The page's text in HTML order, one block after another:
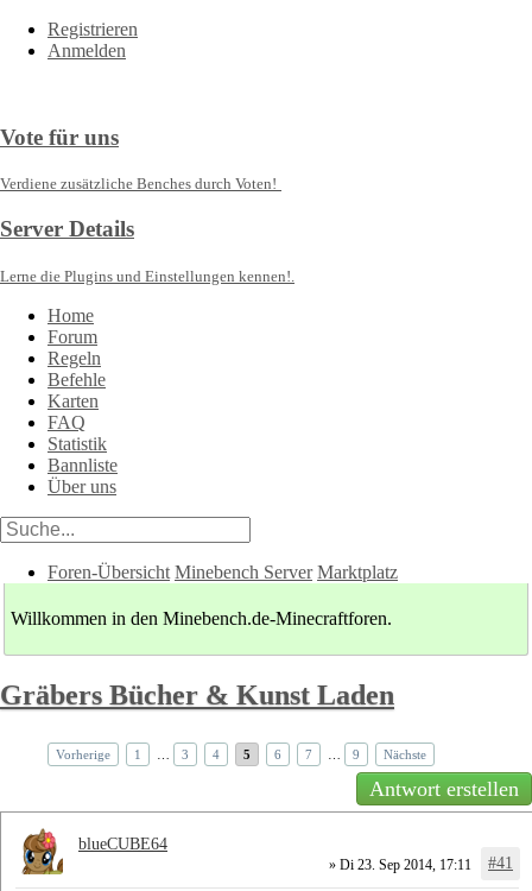
Registrieren
Anmelden
Vote für uns
Verdiene zusätzliche Benches durch Voten!
Server Details
Lerne die Plugins und Einstellungen kennen!.
Home
Forum
Regeln
Befehle
Karten
FAQ
Statistik
Bannliste
Über uns
Foren-Übersicht Minebench Server Marktplatz
Willkommen in den Minebench.de-Minecraftforen.
Gräbers Bücher & Kunst Laden
Vorherige 1 3 4 5 6 7 9 Nächste
Antwort erstellen
» Di 23. Sep 2014, 17:11 #41
blueCUBE64